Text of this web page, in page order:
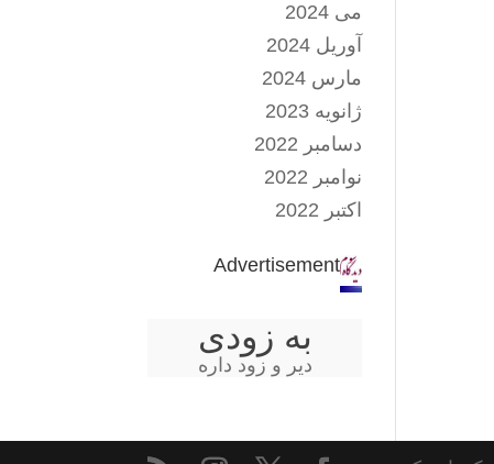
می 2024
آوریل 2024
مارس 2024
ژانویه 2023
دسامبر 2022
نوامبر 2022
اکتبر 2022
Advertisement
به زودی
دیر و زود داره